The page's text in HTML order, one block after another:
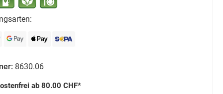
8630.06
ab 80.00 CHF*